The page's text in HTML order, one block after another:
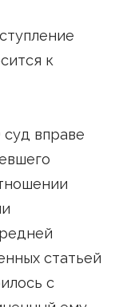
к
вправе
статьей
с